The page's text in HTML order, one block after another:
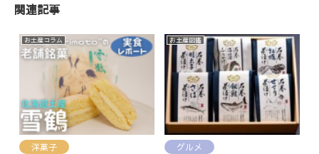
関連記事
お土産コラム
洋菓子
お土産図鑑
グルメ